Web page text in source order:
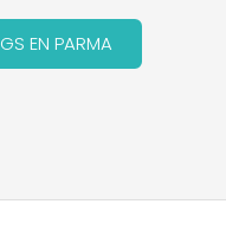
EN PARMA